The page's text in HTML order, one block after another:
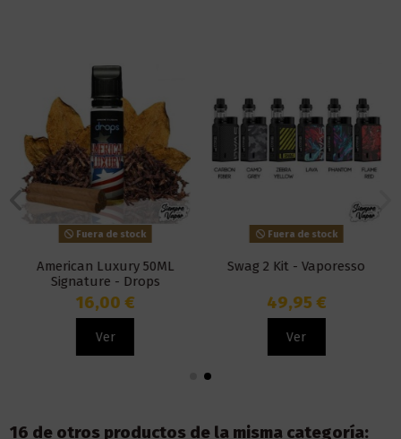
Fuera de stock
American Luxury 50ML
Signature - Drops
16,00 €
Ver
Fuera de stock
Swag 2 Kit - Vaporesso
49,95 €
Ver
16 de otros productos de la misma categoría: